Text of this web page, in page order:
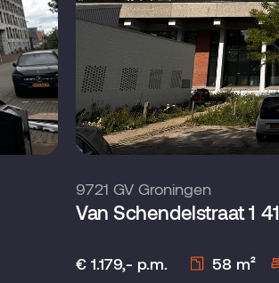
9721 GV Groningen
Van Schendelstraat 1 41
€ 1.179,- p.m. 58 m²